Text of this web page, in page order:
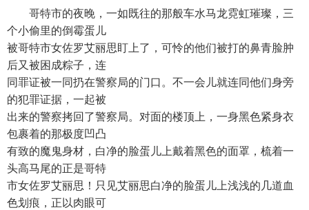
哥特市的夜晚，一如既往的那般车水马龙霓虹璀璨，三
个小偷里的倒霉蛋儿
被哥特市女佐罗艾丽思盯上了，可怜的他们被打的鼻青脸肿
后又被困成粽子，连
同罪证被一同扔在警察局的门口。不一会儿就连同他们身旁
的犯罪证据，一起被
出来的警察拷回了警察局。对面的楼顶上，一身黑色紧身衣
包裹着的那极度凹凸
有致的魔鬼身材，白净的脸蛋儿上戴着黑色的面罩，梳着一
头高马尾的正是哥特
市女佐罗艾丽思！只见艾丽思白净的脸蛋儿上浅浅的几道血
色划痕，正以肉眼可